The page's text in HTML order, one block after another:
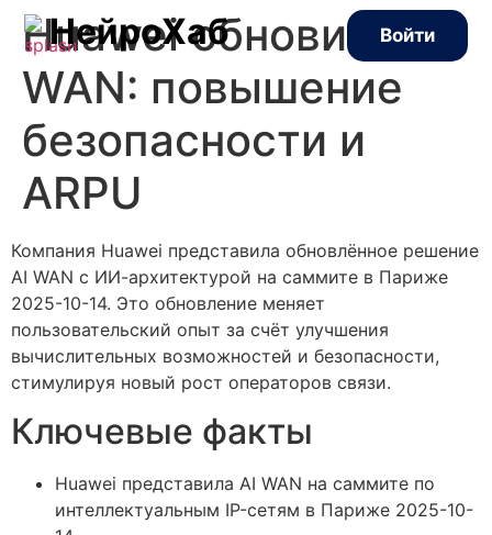
НейроХаб Войти
Huawei обновила AI
WAN: повышение
безопасности и
ARPU
Компания Huawei представила обновлённое решение
AI WAN с ИИ-архитектурой на саммите в Париже
2025-10-14. Это обновление меняет
пользовательский опыт за счёт улучшения
вычислительных возможностей и безопасности,
стимулируя новый рост операторов связи.
Ключевые факты
Huawei представила AI WAN на саммите по
интеллектуальным IP-сетям в Париже 2025-10-